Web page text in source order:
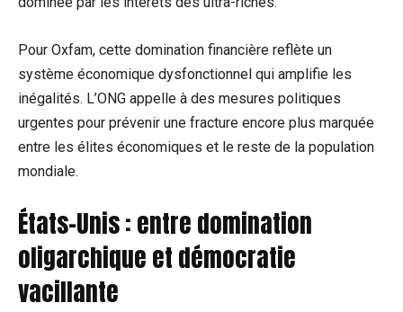
Pour Oxfam, cette domination financière reflète un
système économique dysfonctionnel qui amplifie les
inégalités. L’ONG appelle à des mesures politiques
urgentes pour prévenir une fracture encore plus marquée
entre les élites économiques et le reste de la population
mondiale.
États-Unis : entre domination
oligarchique et démocratie
vacillante